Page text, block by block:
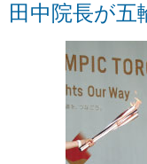
田中院長が